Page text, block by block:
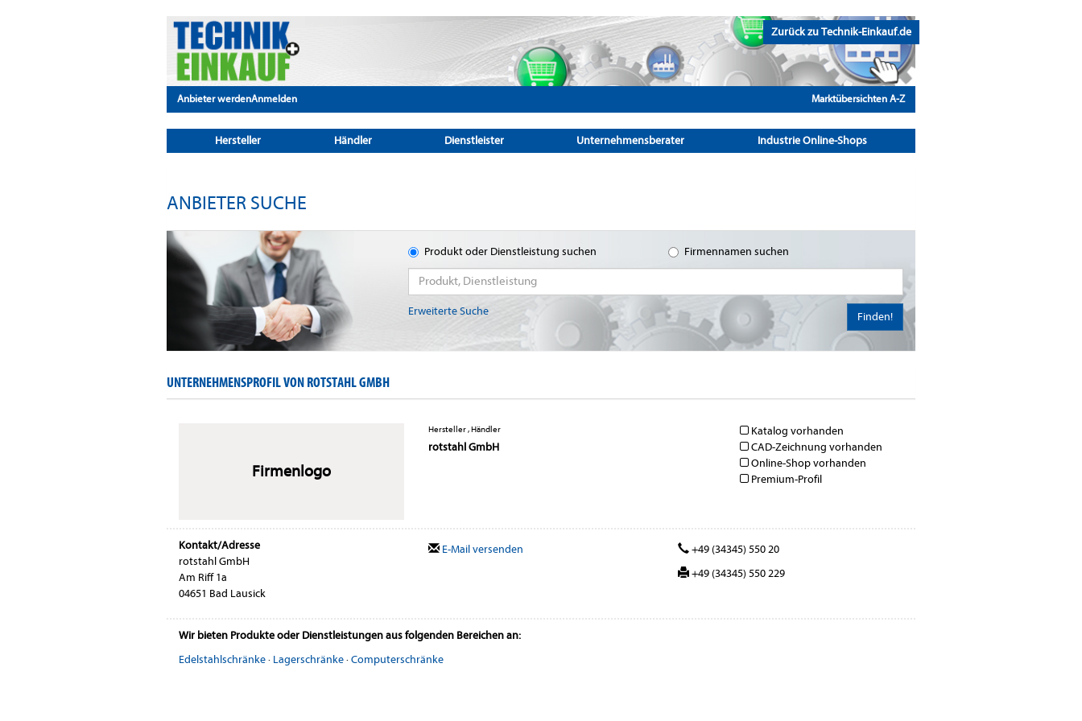
Zurück zu Technik-Einkauf.de
Anbieter werdenAnmelden Marktübersichten A-Z
Hersteller Händler Dienstleister Unternehmensberater Industrie Online-Shops
ANBIETER SUCHE
Produkt oder Dienstleistung suchen Firmennamen suchen
Erweiterte Suche Finden!
UNTERNEHMENSPROFIL VON ROTSTAHL GMBH
Firmenlogo
Hersteller , Händler
rotstahl GmbH
Katalog vorhanden
CAD-Zeichnung vorhanden
Online-Shop vorhanden
Premium-Profil
Kontakt/Adresse
rotstahl GmbH
Am Riff 1a
04651 Bad Lausick
E-Mail versenden
+49 (34345) 550 20
+49 (34345) 550 229
Wir bieten Produkte oder Dienstleistungen aus folgenden Bereichen an:
Edelstahlschränke· Lagerschränke·Computerschränke